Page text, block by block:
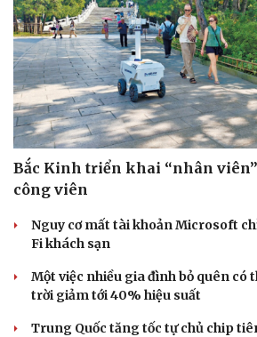
Bắc Kinh triển khai “nhân
công viên
Nguy cơ mất tài khoản Microsoft
Fi khách sạn
Một việc nhiều gia đình bỏ quên có
trời giảm tới 40% hiệu suất
Trung Quốc tăng tốc tự chủ chip